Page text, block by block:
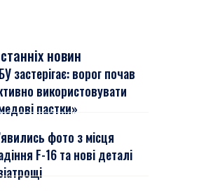
новин
застерігає: ворог почав
використовувати
пастки»
фото з місця
F-16 та нові деталі